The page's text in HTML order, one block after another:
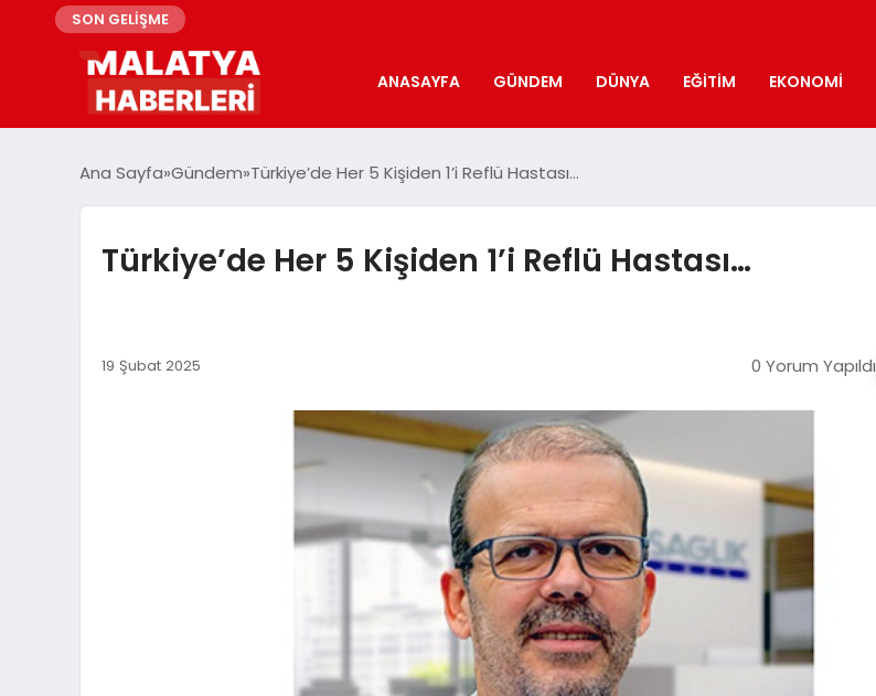
SON GELİŞME
ANASAYFA GÜNDEM DÜNYA EĞITIM EKONOMI
Ana Sayfa Gündem Türkiye’de Her 5 Kişiden 1’i Reflü Hastası…
Türkiye’de Her 5 Kişiden 1’i Reflü Hastası…
19 Şubat 2025 0 Yorum Yapıldı